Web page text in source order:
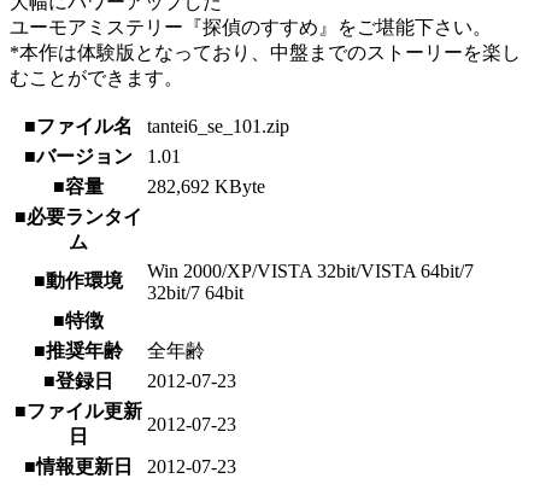
ユーモアミステリー『探偵のすすめ』をご堪能下さい。
*本作は体験版となっており、中盤までのストーリーを楽し
むことができます。
■ファイル名
tantei6_se_101.zip
■バージョン
1.01
■容量
282,692 KByte
■必要ランタイ
ム
■動作環境
Win 2000/XP/VISTA 32bit/VISTA 64bit/7
32bit/7 64bit
■特徴
■推奨年齢
全年齢
■登録日
2012-07-23
■ファイル更新
日
2012-07-23
■情報更新日 2012-07-23